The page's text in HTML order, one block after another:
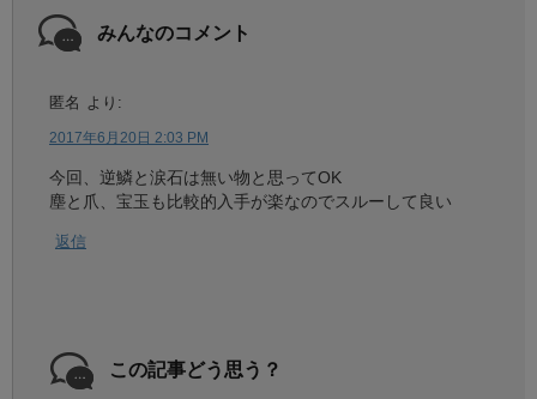
みんなのコメント
匿名 より:
2017年6月20日 2:03 PM
今回、逆鱗と涙石は無い物と思ってOK
塵と爪、宝玉も比較的入手が楽なのでスルーして良い
返信
この記事どう思う？